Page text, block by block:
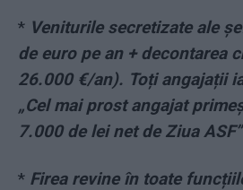
* Veniturile secretizate ale
de euro pe an + decontarea
26.000 €/an). Toți angajații
„Cel mai prost angajat
7.000 de lei net de Ziua ASF”
* Firea revine în toate